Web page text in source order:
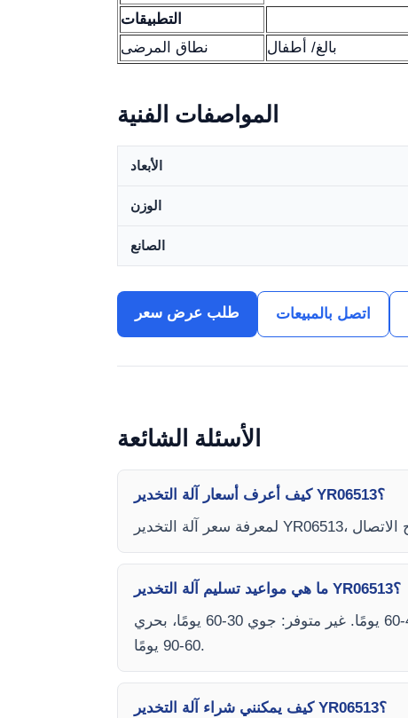
التطبيقات
نطاق المرضى
بالغ/ أطفال
المواصفات الفنية
الأبعاد
الوزن
الصانع
طلب عرض سعر اتصل بالمبيعات
الأسئلة الشائعة
كيف أعرف أسعار آلة التخدير YR06513؟
ما هي مواعيد تسليم آلة التخدير YR06513؟
يعتمد وقت التسليم على توفر المخزون ونوع الشحن (جوي أو بحري). متوفر: جوي 15-30 يومًا، بحري 45-60 يومًا. غير متوفر: جوي 30-60 يومًا، بحري
60-90 يومًا.
كيف يمكنني شراء آلة التخدير YR06513؟